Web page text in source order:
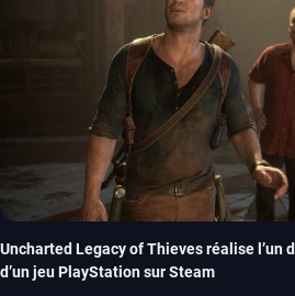
Uncharted Legacy of Thieves réalise l’un
d’un jeu PlayStation sur Steam